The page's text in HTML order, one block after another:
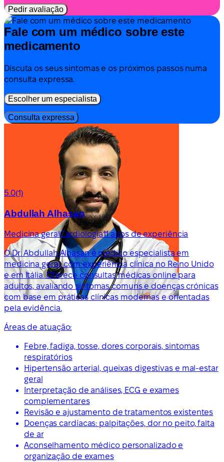
Pedir avaliação
Fale com um médico sobre este
medicamento
Discuta os seus sintomas e os próximos passos numa
consulta expressa.
Escolher um especialista
Consulta expressa
5.0(1)
Abdullah Alhasan
Medicina geralCardiologia11 anos de experiência
O Dr. Abdullah Alhasan é médico especialista em
medicina geral, com experiência clínica no Reino Unido
e em Itália. Oferece consultas médicas online para
adultos, avaliando sintomas comuns e doenças crónicas
com base em práticas clínicas modernas e orientadas
pela evidência.
Áreas de atuação:
Febre, fadiga, tosse, dores corporais, sintomas
respiratórios
Hipertensão arterial, queixas digestivas e mal-estar
geral
Interpretação de análises, ECG e exames
complementares
Revisão e ajustamento de tratamentos existentes
Doenças cardíacas: palpitações, dor no peito, falta
de ar
Aconselhamento médico personalizado e
organização de exames